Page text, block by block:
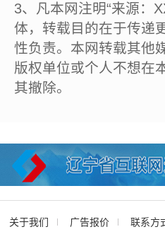
3、凡本网注明“来源：
体，转载目的在于传递
性负责。本网转载其他
版权单位或个人不想在
其撤除。
关于我们 广告报价 联系方